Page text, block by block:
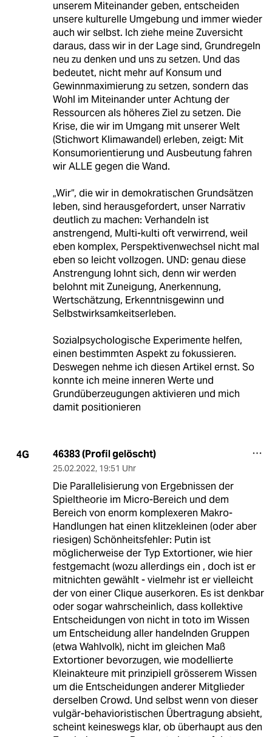
unserem Miteinander geben, entscheiden
unsere kulturelle Umgebung und immer wieder
auch wir selbst. Ich ziehe meine Zuversicht
daraus, dass wir in der Lage sind, Grundregeln
neu zu denken und uns zu setzen. Und das
bedeutet, nicht mehr auf Konsum und
Gewinnmaximierung zu setzen, sondern das
Wohl im Miteinander unter Achtung der
Ressourcen als höheres Ziel zu setzen. Die
Krise, die wir im Umgang mit unserer Welt
(Stichwort Klimawandel) erleben, zeigt: Mit
Konsumorientierung und Ausbeutung fahren
wir ALLE gegen die Wand.
„Wir“, die wir in demokratischen Grundsätzen
leben, sind herausgefordert, unser Narrativ
deutlich zu machen: Verhandeln ist
anstrengend, Multi-kulti oft verwirrend, weil
eben komplex, Perspektivenwechsel nicht mal
eben so leicht vollzogen. UND: genau diese
Anstrengung lohnt sich, denn wir werden
belohnt mit Zuneigung, Anerkennung,
Wertschätzung, Erkenntnisgewinn und
Selbstwirksamkeitserleben.
Sozialpsychologische Experimente helfen,
einen bestimmten Aspekt zu fokussieren.
Deswegen nehme ich diesen Artikel ernst. So
konnte ich meine inneren Werte und
Grundüberzeugungen aktivieren und mich
damit positionieren
4G 46383 (Profil gelöscht)
25.02.2022, 19:51 Uhr
Die Parallelisierung von Ergebnissen der
Spieltheorie im Micro-Bereich und dem
Bereich von enorm komplexeren Makro-
Handlungen hat einen klitzekleinen (oder aber
riesigen) Schönheitsfehler: Putin ist
möglicherweise der Typ Extortioner, wie hier
festgemacht (wozu allerdings ein , doch ist er
mitnichten gewählt - vielmehr ist er vielleicht
der von einer Clique auserkoren. Es ist denkbar
oder sogar wahrscheinlich, dass kollektive
Entscheidungen von nicht in toto im Wissen
um Entscheidung aller handelnden Gruppen
(etwa Wahlvolk), nicht im gleichen Maß
Extortioner bevorzugen, wie modellierte
Kleinakteure mit prinzipiell grösserem Wissen
um die Entscheidungen anderer Mitglieder
derselben Crowd. Und selbst wenn von dieser
vulgär-behavioristischen Übertragung absieht,
scheint keineswegs klar, ob überhaupt aus den